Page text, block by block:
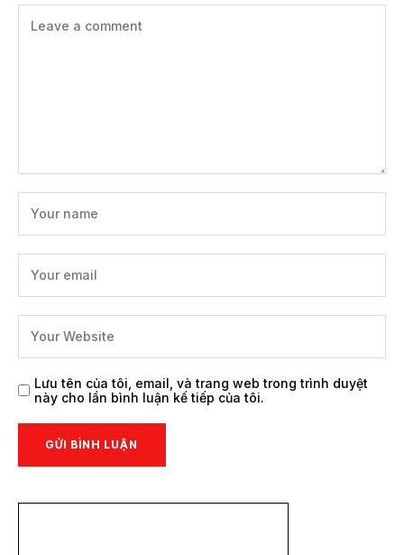
Lưu tên của tôi, email, và trang web trong trình duyệt
này cho lần bình luận kế tiếp của tôi.